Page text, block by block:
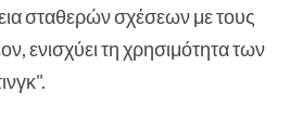
σταθερών σχέσεων με τους
ενισχύει τη χρησιμότητα των